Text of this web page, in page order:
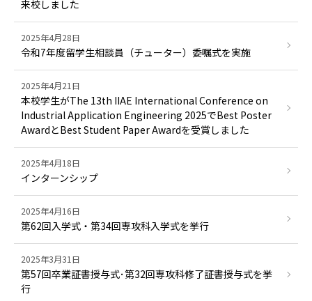
来校しました
2025年4月28日
令和7年度留学生相談員（チューター）委嘱式を実施
2025年4月21日
本校学生がThe 13th IIAE International Conference on
Industrial Application Engineering 2025でBest Poster
AwardとBest Student Paper Awardを受賞しました
2025年4月18日
インターンシップ
2025年4月16日
第62回入学式・第34回専攻科入学式を挙行
2025年3月31日
第57回卒業証書授与式･第32回専攻科修了証書授与式を挙
行